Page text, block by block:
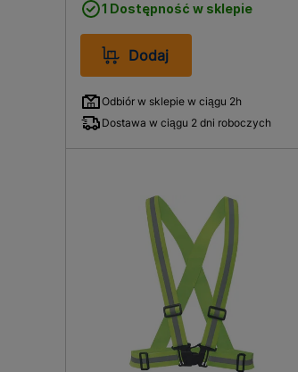
1 Dostępność w sklepie
Dodaj
Odbiór w sklepie w ciągu 2h
Dostawa w ciągu 2 dni roboczych